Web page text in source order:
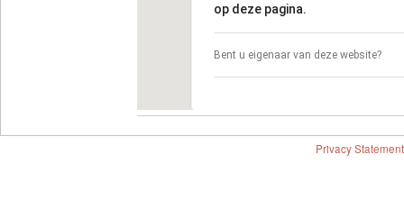
op deze pagina.
Bent u eigenaar van deze website?
Privacy Statement